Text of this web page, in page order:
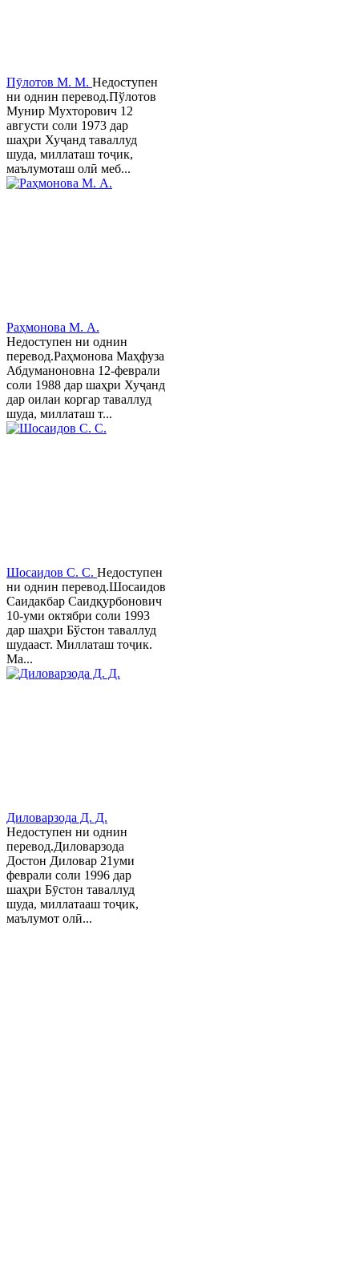
Пӯлотов М. М. Недоступен
ни однин перевод.Пўлотов
Мунир Мухторович 12
августи соли 1973 дар
шаҳри Хуҷанд таваллуд
шуда, миллаташ тоҷик,
маълумоташ олӣ меб...
Раҳмонова М. А.
Недоступен ни однин
перевод.Раҳмонова Маҳфуза
Абдуманоновна 12-феврали
соли 1988 дар шаҳри Хуҷанд
дар оилаи коргар таваллуд
шуда, миллаташ т...
Шосаидов С. С. Недоступен
ни однин перевод.Шосаидов
Саидакбар Саидқурбонович
10-уми октябри соли 1993
дар шаҳри Бўстон таваллуд
шудааст. Миллаташ тоҷик.
Ма...
Диловарзода Д. Д.
Недоступен ни однин
перевод.Диловарзода
Достон Диловар 21уми
феврали соли 1996 дар
шаҳри Бӯстон таваллуд
шуда, миллатааш тоҷик,
маълумот олӣ...